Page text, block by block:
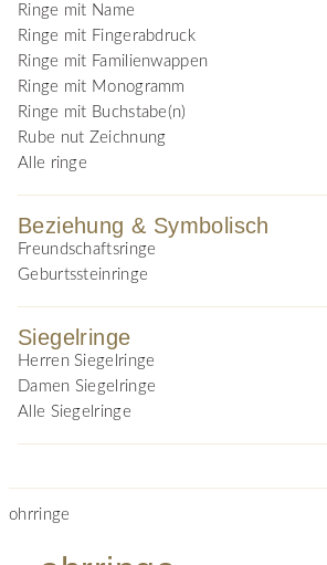
Ringe mit Name
Ringe mit Fingerabdruck
Ringe mit Familienwappen
Ringe mit Monogramm
Ringe mit Buchstabe(n)
Rube nut Zeichnung
Alle ringe
Beziehung & Symbolisch
Freundschaftsringe
Geburtssteinringe
Siegelringe
Herren Siegelringe
Damen Siegelringe
Alle Siegelringe
ohrringe